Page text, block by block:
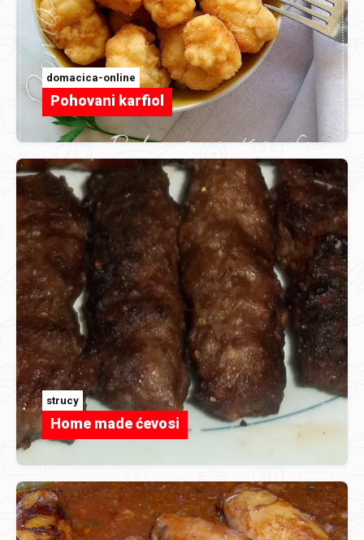
domacica-online
Pohovani karfiol
strucy
Home made ćevosi